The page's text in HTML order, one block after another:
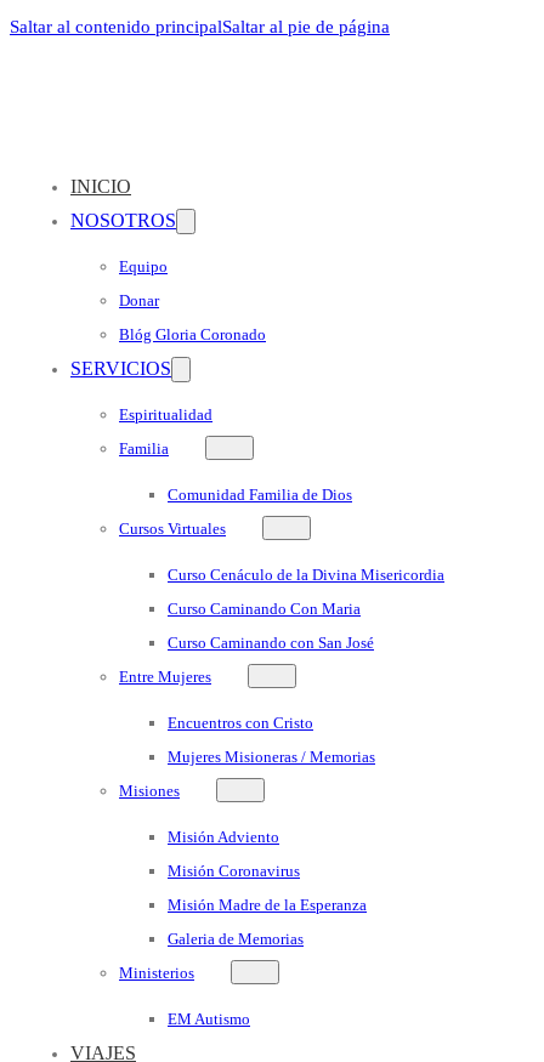
Saltar al contenido principalSaltar al pie de página
INICIO
NOSOTROS
Equipo
Donar
Blóg Gloria Coronado
SERVICIOS
Espiritualidad
Familia
Comunidad Familia de Dios
Cursos Virtuales
Curso Cenáculo de la Divina Misericordia
Curso Caminando Con Maria
Curso Caminando con San José
Entre Mujeres
Encuentros con Cristo
Mujeres Misioneras / Memorias
Misiones
Misión Adviento
Misión Coronavirus
Misión Madre de la Esperanza
Galeria de Memorias
Ministerios
EM Autismo
VIAJES